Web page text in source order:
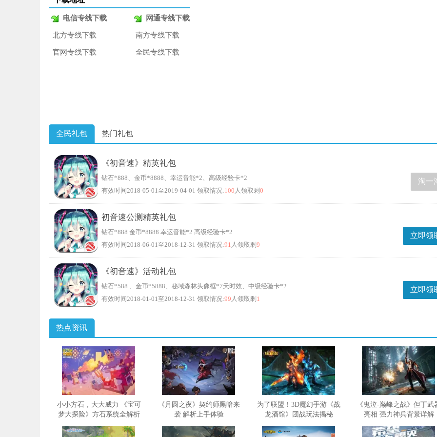
电信专线下载 网通专线下载
北方专线下载 南方专线下载
官网专线下载 全民专线下载
全民礼包 热门礼包
《初音速》精英礼包
钻石*888、金币*8888、幸运音能*2、高级经验卡*2
有效时间2018-05-01至2019-04-01 领取情况:100 人领取剩 0
淘一
初音速公测精英礼包
钻石*888 金币*8888 幸运音能*2 高级经验卡*2
有效时间2018-06-01至2018-12-31 领取情况:91 人领取剩 9
立即领
《初音速》活动礼包
钻石*588 、金币*5888、秘域森林头像框*7天时效、中级经验卡*2
有效时间2018-01-01至2018-12-31 领取情况:99 人领取剩 1
立即领
热点资讯
小小方石，大大威力 《宝可
梦大探险》方石系统全解析
《月圆之夜》契约师黑暗来
袭 解析上手体验
为了联盟！3D魔幻手游《战
龙酒馆》团战玩法揭秘
《鬼泣-巅峰之战》但丁武
亮相 强力神兵背景详解